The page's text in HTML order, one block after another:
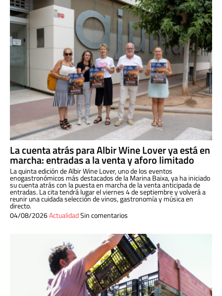
La cuenta atrás para Albir Wine Lover ya está en
marcha: entradas a la venta y aforo limitado
La quinta edición de Albir Wine Lover, uno de los eventos
enogastronómicos más destacados de la Marina Baixa, ya ha iniciado
su cuenta atrás con la puesta en marcha de la venta anticipada de
entradas. La cita tendrá lugar el viernes 4 de septiembre y volverá a
reunir una cuidada selección de vinos, gastronomía y música en
directo.
04/08/2026ActualidadSin comentarios